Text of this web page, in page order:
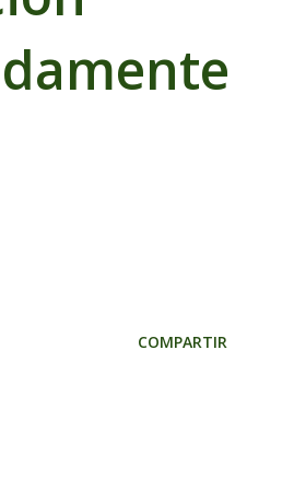
COMPARTIR